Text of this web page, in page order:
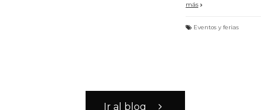
más
Eventos y ferias
Marchas
Eltin y BiciLAB
Ir al blog
Lubricantes